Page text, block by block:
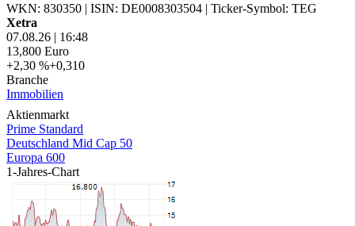
WKN: 830350 | ISIN: DE0008303504 | Ticker-Symbol: TEG
Xetra
07.08.26 | 16:48
13,800 Euro
+2,30 %+0,310
Branche
Immobilien
Aktienmarkt
Prime Standard
Deutschland Mid Cap 50
Europa 600
1-Jahres-Chart